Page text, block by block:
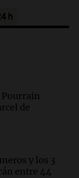
3
II: "Te
los
h
de
y los 3
entre 44